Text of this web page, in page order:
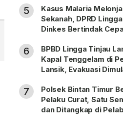
5
Kasus Malaria
Sekanah, DPRD
Dinkes Bertindak
6
BPBD Lingga Tinjau
Kapal Tenggelam di
Lansik, Evakuasi
7
Polsek Bintan Timur
Pelaku Curat, Satu
dan Ditangkap di